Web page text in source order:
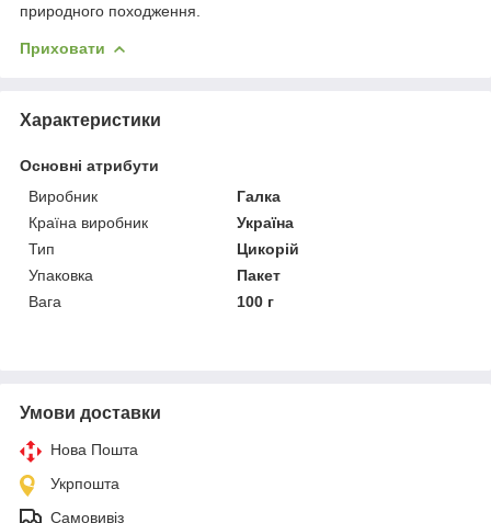
природного походження.
Приховати
Характеристики
Основні атрибути
Виробник
Галка
Країна виробник
Україна
Тип
Цикорій
Упаковка
Пакет
Вага
100 г
Умови доставки
Нова Пошта
Укрпошта
Самовивіз